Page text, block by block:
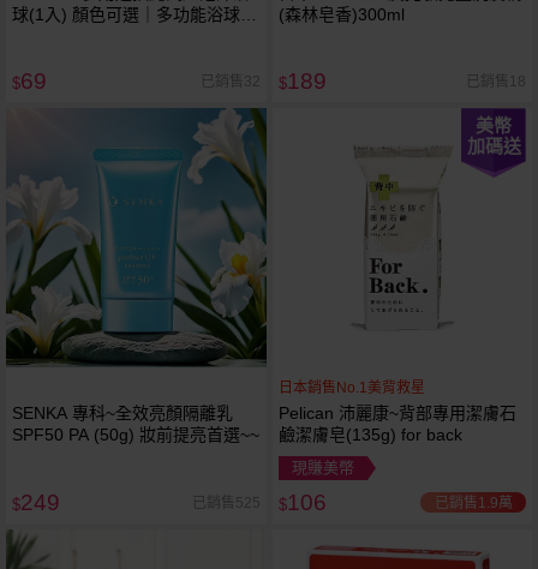
球(1入) 顏色可選｜多功能浴球／
$69 已銷售32
(森林皂香)300ml
$189 已銷售18
SENKA 專科~全效亮顏隔離乳
SPF50 PA (50g) 妝前提亮首選~~
$249 已銷售525
美幣
加碼送
日本銷售No.1美背救星
Pelican 沛麗康~背部專用潔膚石
鹼潔膚皂(135g) for back
現賺美幣
$106 已銷售1.9萬